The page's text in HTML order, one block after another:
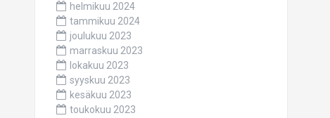
helmikuu 2024
tammikuu 2024
joulukuu 2023
marraskuu 2023
lokakuu 2023
syyskuu 2023
kesäkuu 2023
toukokuu 2023